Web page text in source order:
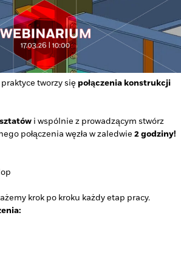
tworzy się połączenia konstrukcji
i wspólnie z prowadzącym stwórz
połączenia węzła w zaledwie 2 godziny!
krok po kroku każdy etap pracy.